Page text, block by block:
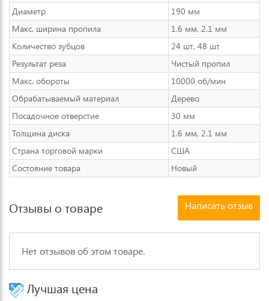
Диаметр
190 мм
Макс. ширина пропила
1.6 мм, 2.1 мм
Количество зубцов
24 шт, 48 шт
Результат реза
Чистый пропил
Макс. обороты
10000 об/мин
Обрабатываемый материал
Дерево
Посадочное отверстие
30 мм
Толщина диска
1.6 мм, 2.1 мм
Страна торговой марки
США
Состояние товара
Новый
Отзывы о товаре Написать отзыв
Нет отзывов об этом товаре.
Лучшая цена